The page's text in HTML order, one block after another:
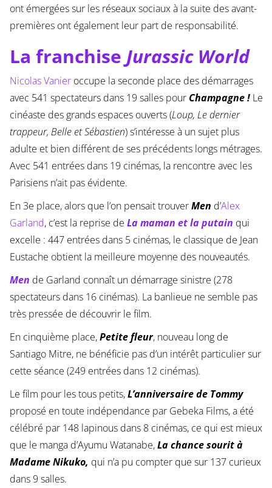
ont émergées sur les réseaux sociaux à la suite des avant-
premières ont également leur part de responsabilité.
La franchise Jurassic World
Nicolas Vanieroccupe la seconde place des démarrages
avec 541 spectateurs dans 19 salles pourChampagne ! Le
cinéaste des grands espaces ouverts (Loup, Le dernier
trappeur, Belle et Sébastien) s’intéresse à un sujet plus
adulte et bien différent de ses précédents longs métrages.
Avec 541 entrées dans 19 cinémas, la rencontre avec les
Parisiens n’ait pas évidente.
En 3e place, alors que l’on pensait trouverMen d’Alex
Garland, c’est la reprise de La maman et la putain qui
excelle : 447 entrées dans 5 cinémas, le classique de Jean
Eustache obtient la meilleure moyenne des nouveautés.
Men de Garland connaît un démarrage sinistre (278
spectateurs dans 16 cinémas). La banlieue ne semble pas
très pressée de découvrir le film.
En cinquième place,Petite fleur, nouveau long de
Santiago Mitre, ne bénéficie pas d’un intérêt particulier sur
cette séance (249 entrées dans 12 cinémas).
Le film pour les tous petits,L’anniversaire de Tommy
proposé en toute indépendance par Gebeka Films, a été
célébré par 148 lapinous dans 8 cinémas, ce qui est mieux
que le manga d’Ayumu Watanabe,La chance sourit à
Madame Nikuko, qui n’a pu compter que sur 137 curieux
dans 9 salles.